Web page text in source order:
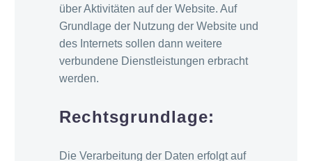
über Aktivitäten auf der Website. Auf
Grundlage der Nutzung der Website und
des Internets sollen dann weitere
verbundene Dienstleistungen erbracht
werden.
Rechtsgrundlage:
Die Verarbeitung der Daten erfolgt auf